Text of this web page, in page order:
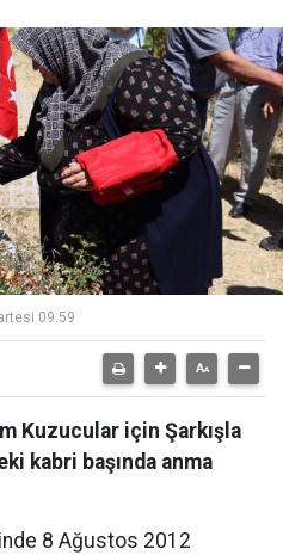
09:59
Kuzucular için Şarkışla
kabri başında anma
8 Ağustos 2012